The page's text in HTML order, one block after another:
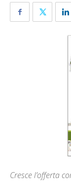
Cresce l’offerta